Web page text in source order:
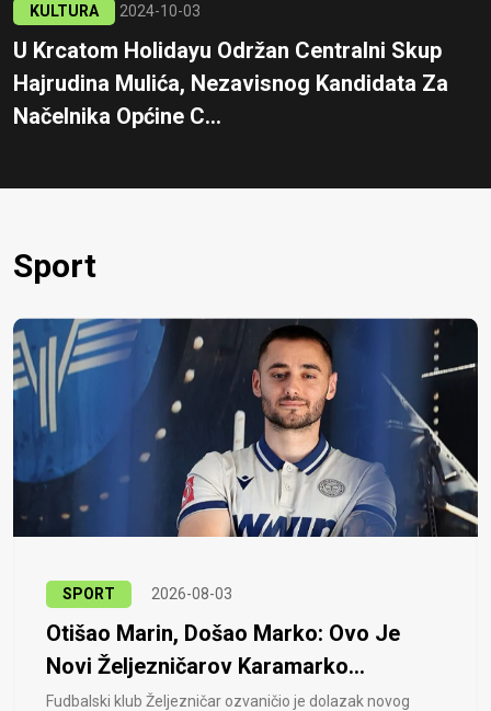
KULTURA 2024-10-03
U Krcatom Holidayu Održan Centralni Skup
Hajrudina Mulića, Nezavisnog Kandidata Za
Načelnika Općine C...
Sport
SPORT 2026-08-03
Otišao Marin, Došao Marko: Ovo Je
Novi Željezničarov Karamarko...
Fudbalski klub Željezničar ozvaničio je dolazak novog